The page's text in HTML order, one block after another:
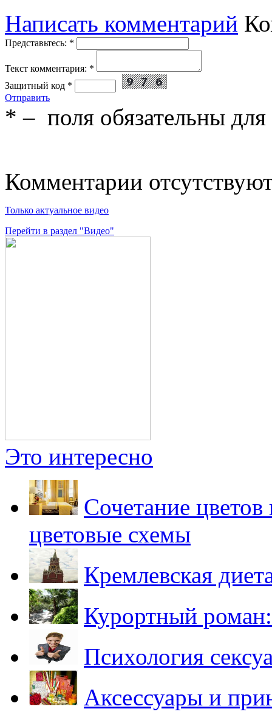
Написать комментарий
Представьтесь: *
Текст комментария: *
Защитный код *
Отправить
* – поля обязательны для
Комментарии
Только актуальное видео
Перейти в раздел "Видео"
Это интересно
Сочетание цветов
цветовые схемы
Кремлевская
Курортный
Психология
Аксессуары и